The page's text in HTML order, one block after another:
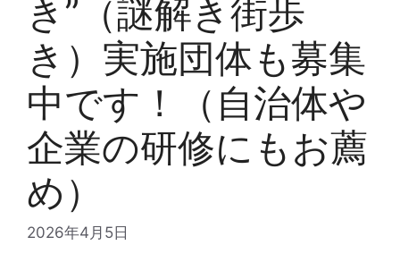
き”（謎解き街歩
き）実施団体も募集
中です！（自治体や
企業の研修にもお薦
め）
2026年4月5日